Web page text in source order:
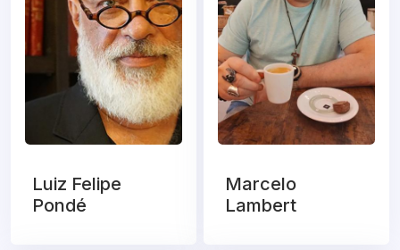
Luiz Felipe
Pondé
Marcelo
Lambert